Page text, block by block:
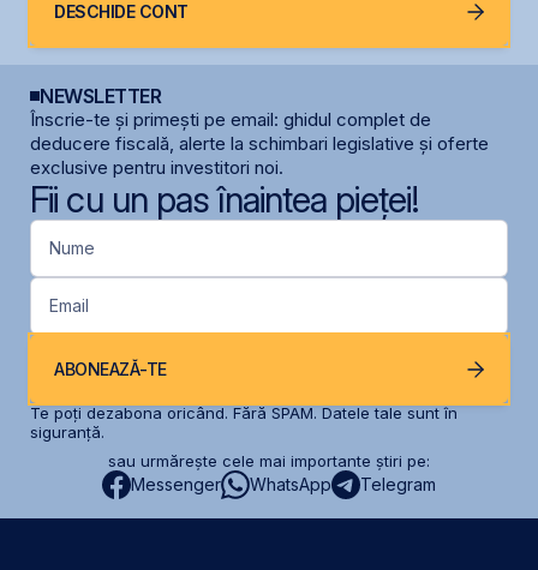
DESCHIDE CONT
NEWSLETTER
Înscrie-te și primești pe email: ghidul complet de
deducere fiscală, alerte la schimbari legislative și oferte
exclusive pentru investitori noi.
Fii cu un pas înaintea pieței!
Nume
Email
ABONEAZĂ-TE
Te poți dezabona oricând. Fără SPAM. Datele tale sunt în
siguranță.
sau urmărește cele mai importante știri pe:
Messenger WhatsApp Telegram